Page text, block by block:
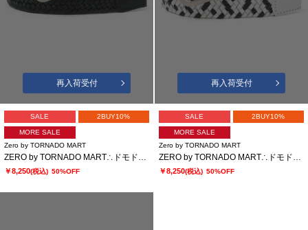
再入荷受付
SALE 2BUY10%
MORE SALE
Zero by TORNADO MART
￥8,250(税込) 50%OFF
再入荷受付
SALE 2BUY10%
MORE SALE
Zero by TORNADO MART
￥8,250(税込) 50%OFF